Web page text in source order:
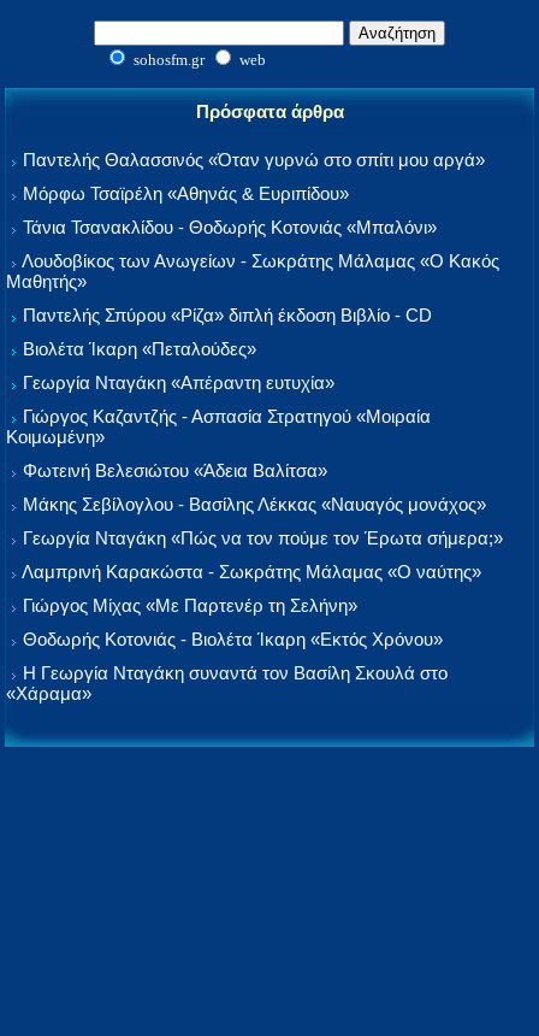
sohosfm.gr web
Πρόσφατα άρθρα
Παντελής Θαλασσινός «Όταν γυρνώ στο σπίτι μου αργά»
Μόρφω Τσαϊρέλη «Αθηνάς & Ευριπίδου»
Τάνια Τσανακλίδου - Θοδωρής Κοτονιάς «Μπαλόνι»
Λουδοβίκος των Ανωγείων - Σωκράτης Μάλαμας «Ο Κακός
Μαθητής»
Παντελής Σπύρου «Ρίζα» διπλή έκδοση Βιβλίο - CD
Βιολέτα Ίκαρη «Πεταλούδες»
Γεωργία Νταγάκη «Aπέραντη ευτυχία»
Γιώργος Καζαντζής - Ασπασία Στρατηγού «Μοιραία
Κοιμωμένη»
Φωτεινή Βελεσιώτου «Άδεια Βαλίτσα»
Μάκης Σεβίλογλου - Βασίλης Λέκκας «Ναυαγός μονάχος»
Γεωργία Νταγάκη «Πώς να τον πούμε τον Έρωτα σήμερα;»
Λαμπρινή Καρακώστα - Σωκράτης Μάλαμας «Ο ναύτης»
Γιώργος Μίχας «Με Παρτενέρ τη Σελήνη»
Θοδωρής Κοτονιάς - Βιολέτα Ίκαρη «Εκτός Χρόνου»
Η Γεωργία Νταγάκη συναντά τον Βασίλη Σκουλά στο
«Χάραμα»